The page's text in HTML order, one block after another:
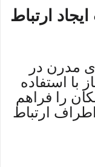
ارتباط
مدرن در
با استفاده
را فراهم
ارتباط